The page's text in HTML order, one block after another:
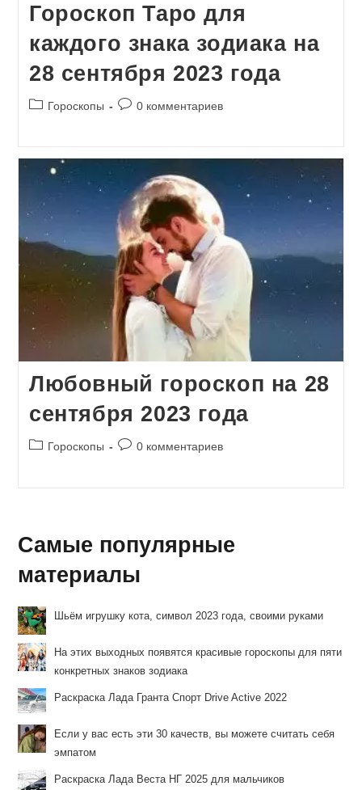
Гороскоп Таро для
каждого знака зодиака на
28 сентября 2023 года
Рубрика
Гороскопы
Комментарии
0 комментариев
Любовный гороскоп на 28
сентября 2023 года
Рубрика
Гороскопы
Комментарии
0 комментариев
Самые популярные
материалы
Шьём игрушку кота, символ 2023 года, своими руками
На этих выходных появятся красивые гороскопы для пяти
конкретных знаков зодиака
Раскраска Лада Гранта Спорт Drive Active 2022
Если у вас есть эти 30 качеств, вы можете считать себя
эмпатом
Раскраска Лада Веста НГ 2025 для мальчиков